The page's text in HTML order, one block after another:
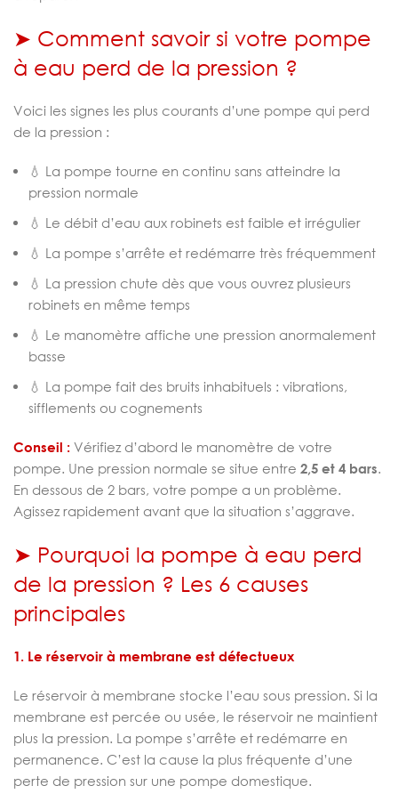
➤ Comment savoir si votre pompe
à eau perd de la pression ?
Voici les signes les plus courants d’une pompe qui perd
de la pression :
💧 La pompe tourne en continu sans atteindre la
pression normale
💧 Le débit d’eau aux robinets est faible et irrégulier
💧 La pompe s’arrête et redémarre très fréquemment
💧 La pression chute dès que vous ouvrez plusieurs
robinets en même temps
💧 Le manomètre affiche une pression anormalement
basse
💧 La pompe fait des bruits inhabituels : vibrations,
sifflements ou cognements
Conseil : Vérifiez d’abord le manomètre de votre
pompe. Une pression normale se situe entre 2,5 et 4 bars
En dessous de 2 bars, votre pompe a un problème.
Agissez rapidement avant que la situation s’aggrave.
➤ Pourquoi la pompe à eau perd
de la pression ? Les 6 causes
principales
1. Le réservoir à membrane est défectueux
Le réservoir à membrane stocke l’eau sous pression. Si la
membrane est percée ou usée, le réservoir ne maintient
plus la pression. La pompe s’arrête et redémarre en
permanence. C’est la cause la plus fréquente d’une
perte de pression sur une pompe domestique.